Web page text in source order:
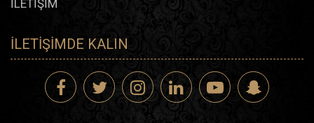
İLETİŞİM
İLETIŞIMDE KALIN